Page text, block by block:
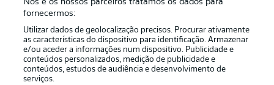
Nós e os nossos parceiros tratamos os dados para
fornecermos:
Utilizar dados de geolocalização precisos. Procurar ativamente
as características do dispositivo para identificação. Armazenar
e/ou aceder a informações num dispositivo. Publicidade e
conteúdos personalizados, medição de publicidade e
conteúdos, estudos de audiência e desenvolvimento de
serviços.